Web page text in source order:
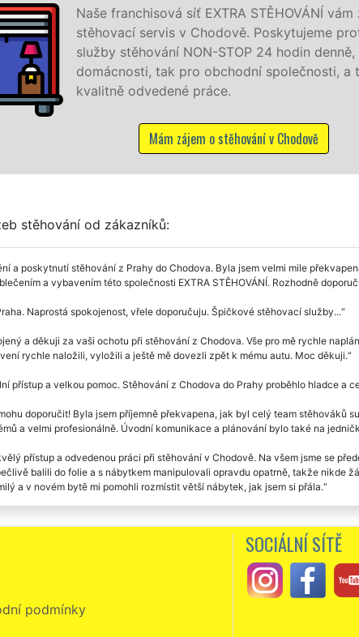
STĚHOVÁNÍ vám zajišťuje kompletní
Poskytujeme profesionální a kvalitní
24 hodin denně, 7 dní v týdnu jak pro
společnosti, a to levně a se zárukou
stěhování od zákazníků:
a poskytnutí stěhování z Prahy do Chodova. Byla jsem velmi mile
a vybavením této společnosti EXTRA STĚHOVÁNÍ. Rozhodně
Naprostá spokojenost, vřele doporučuju. Špičkové stěhovací služby...
a děkuji za vaši ochotu při stěhování z Chodova. Vše pro mě rychle
rychle naložili, vyložili a ještě mě dovezli zpět k mému autu. Moc děkuji.
přístup a velkou pomoc. Stěhování z Chodova do Prahy proběhlo hladce a
mohu doporučit! Byla jsem příjemně překvapena, jak byl celý team stěhováků
a velmi profesionálně. Úvodní komunikace a plánování bylo také na
přístup a odvedenou práci při stěhování v Chodově. Na všem jsme se
balili do folie a s nábytkem manipulovali opravdu opatrně, takže nikde
a v novém bytě mi pomohli rozmístit větší nábytek, jak jsem si přála.
Jednoznačně doporučuju.
velmi ochotní. Skutečně mohu vřele doporučit. Již jsem v Chodově využila
k práci předčil moje očekávání. Ještě jednou vám touto cestou moc děkuji
Velká spokojenost se stěhováním i cenou. Děkuji a doporučuji. Díky za
podmínky
SOCIÁLNÍ SÍTĚ